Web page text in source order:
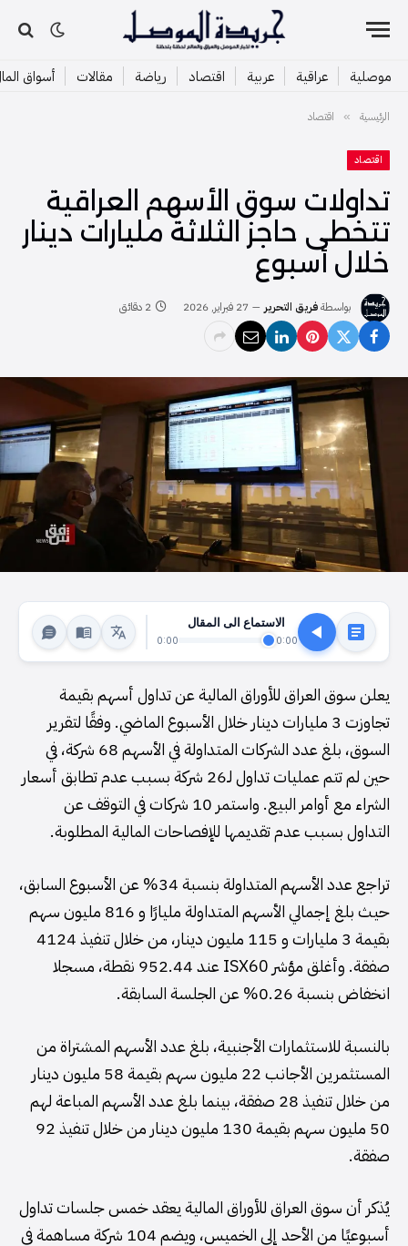
موصلية عراقية عربية اقتصاد رياضة مقالات أسواق
الرئيسية » اقتصاد
اقتصاد
تداولات سوق الأسهم العراقية
تتخطى حاجز الثلاثة مليارات دينار
خلال أسبوع
بواسطةفريق التحرير 27 فبراير, 2026 2 دقائق
الاستماع الى المقال
0:00
0:00
يعلن سوق العراق للأوراق المالية عن تداول أسهم بقيمة
تجاوزت 3 مليارات دينار خلال الأسبوع الماضي. وفقًا لتقرير
السوق، بلغ عدد الشركات المتداولة في الأسهم 68 شركة، في
حين لم تتم عمليات تداول لـ26 شركة بسبب عدم تطابق أسعار
الشراء مع أوامر البيع. واستمر 10 شركات في التوقف عن
التداول بسبب عدم تقديمها للإفصاحات المالية المطلوبة.
تراجع عدد الأسهم المتداولة بنسبة 34% عن الأسبوع السابق،
حيث بلغ إجمالي الأسهم المتداولة مليارًا و 816 مليون سهم
بقيمة 3 مليارات و 115 مليون دينار، من خلال تنفيذ 4124
صفقة. وأغلق مؤشر ISX60 عند 952.44 نقطة، مسجلا
انخفاض بنسبة 0.26% عن الجلسة السابقة.
بالنسبة للاستثمارات الأجنبية، بلغ عدد الأسهم المشتراة من
المستثمرين الأجانب 22 مليون سهم بقيمة 58 مليون دينار
من خلال تنفيذ 28 صفقة، بينما بلغ عدد الأسهم المباعة لهم
50 مليون سهم بقيمة 130 مليون دينار من خلال تنفيذ 92
صفقة.
يُذكر أن سوق العراق للأوراق المالية يعقد خمس جلسات تداول
أسبوعيًا من الأحد إلى الخميس، ويضم 104 شركة مساهمة في